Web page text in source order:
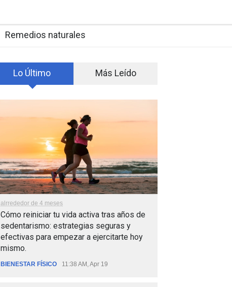
Remedios naturales
Lo Último Más Leído
alrrededor de 4 meses
Cómo reiniciar tu vida activa tras años de
sedentarismo: estrategias seguras y
efectivas para empezar a ejercitarte hoy
mismo.
BIENESTAR FÍSICO 11:38 AM, Apr 19